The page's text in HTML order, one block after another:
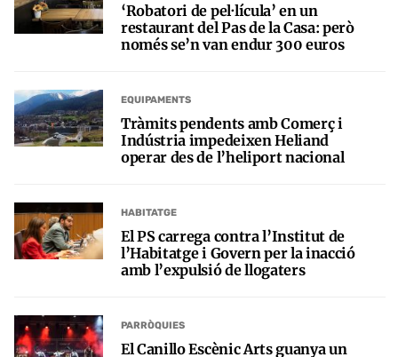
‘Robatori de pel·lícula’ en un
restaurant del Pas de la Casa: però
només se’n van endur 300 euros
EQUIPAMENTS
Tràmits pendents amb Comerç i
Indústria impedeixen Heliand
operar des de l’heliport nacional
HABITATGE
El PS carrega contra l’Institut de
l’Habitatge i Govern per la inacció
amb l’expulsió de llogaters
PARRÒQUIES
El Canillo Escènic Arts guanya un